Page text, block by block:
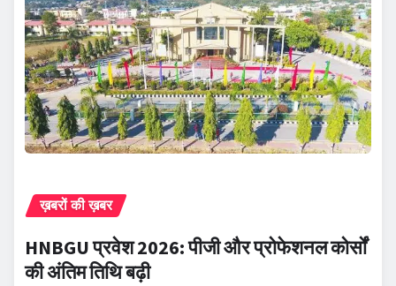
ख़बरों की ख़बर
HNBGU प्रवेश 2026: पीजी और प्रोफेशनल कोर्सों
की अंतिम तिथि बढ़ी